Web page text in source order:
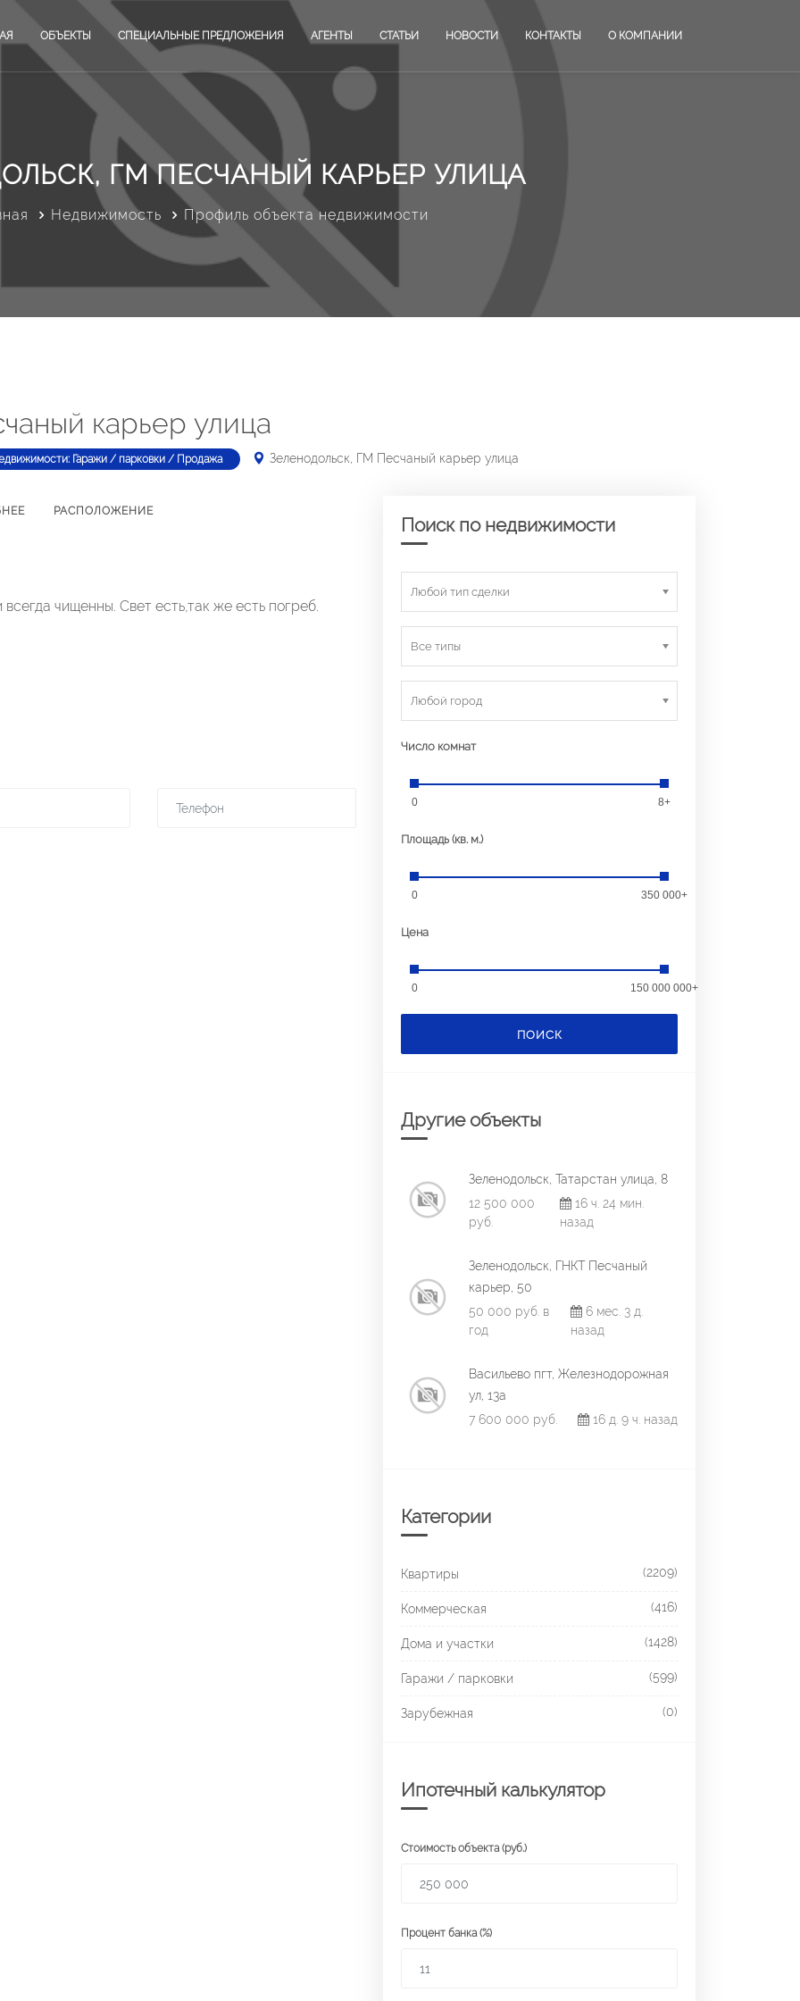
ОБЪЕКТЫ СПЕЦИАЛЬНЫЕ ПРЕДЛОЖЕНИЯ АГЕНТЫ СТАТЬИ НОВОСТИ КОНТАКТЫ О КОМПАНИИ
ГМ ПЕСЧАНЫЙ КАРЬЕР УЛИЦА
Недвижимость Профиль объекта недвижимости
карьер улица
Гаражи / парковки / Продажа Зеленодольск, ГМ Песчаный карьер улица
РАСПОЛОЖЕНИЕ
чищенны. Свет есть,так же есть погреб.
Поиск по недвижимости
Любой тип сделки
Все типы
Любой город
Число комнат
0 8+
Площадь (кв. м.)
0 350 000+
Цена
0 150 000 000+
ПОИСК
Другие объекты
Зеленодольск, Татарстан улица, 8
12 500 000
руб.
16 ч. 24 мин.
назад
Зеленодольск, ГНКТ Песчаный
карьер, 50
50 000 руб. в
год
6 мес. 3 д.
назад
Васильево пгт, Железнодорожная
ул, 13а
7 600 000 руб.
16 д. 9 ч. назад
Категории
Квартиры (2209)
Коммерческая (416)
Дома и участки (1428)
Гаражи / парковки (599)
Зарубежная (0)
Ипотечный калькулятор
Стоимость объекта (руб.)
Процент банка (%)